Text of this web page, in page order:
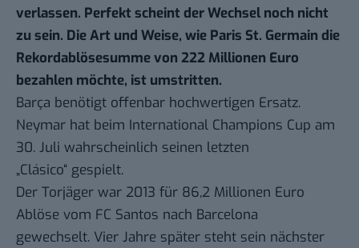
verlassen. Perfekt scheint der Wechsel noch nicht
zu sein. Die Art und Weise, wie Paris St. Germain die
Rekordablösesumme von 222 Millionen Euro
bezahlen möchte, ist umstritten.
Barça benötigt offenbar hochwertigen Ersatz.
Neymar hat beim International Champions Cup am
30. Juli wahrscheinlich seinen letzten
„Clásico“ gespielt.
Der Torjäger war 2013 für 86,2 Millionen Euro
Ablöse vom FC Santos nach Barcelona
gewechselt. Vier Jahre später steht sein nächster